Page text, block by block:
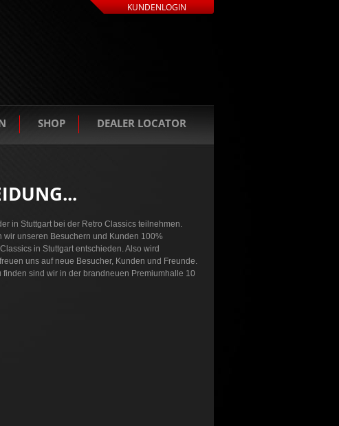
KUNDENLOGIN
SHOP DEALER LOCATOR
in Stuttgart bei der Retro Classics teilnehmen.
wir unseren Besuchern und Kunden 100%
in Stuttgart entschieden. Also wird
uns auf neue Besucher, Kunden und Freunde.
sind wir in der brandneuen Premiumhalle 10